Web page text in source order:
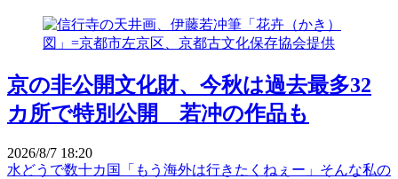
京の非公開文化財、今秋は過去最多32
カ所で特別公開 若冲の作品も
2026/8/7 18:20
水どうで数十カ国「もう海外は行きたくねぇー」そんな私の